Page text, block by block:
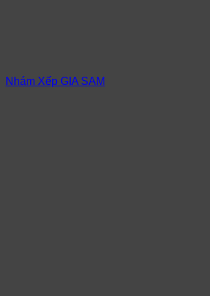
Nhám Xếp GIA SAM